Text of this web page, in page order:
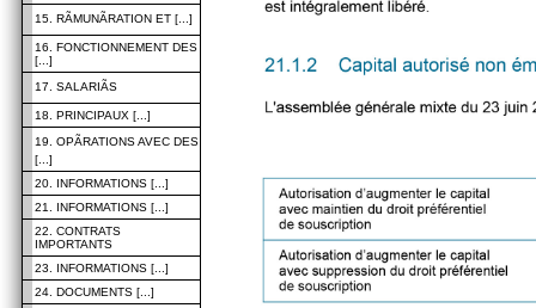
15. RÃMUNÃRATION ET [...]
16. FONCTIONNEMENT DES
[...]
17. SALARIÃS
18. PRINCIPAUX [...]
19. OPÃRATIONS AVEC DES
[...]
20. INFORMATIONS [...]
21. INFORMATIONS [...]
22. CONTRATS
IMPORTANTS
23. INFORMATIONS [...]
24. DOCUMENTS [...]